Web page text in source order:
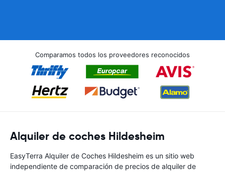
Comparamos todos los proveedores reconocidos
Alquiler de coches Hildesheim
EasyTerra Alquiler de Coches Hildesheim es un sitio web
independiente de comparación de precios de alquiler de